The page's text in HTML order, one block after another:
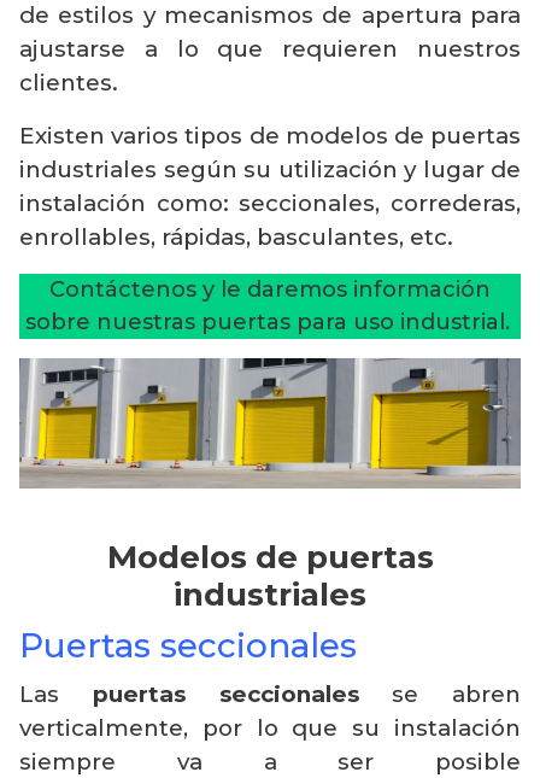
de estilos y mecanismos de apertura para
ajustarse a lo que requieren nuestros
clientes.
Existen varios tipos de modelos de puertas
industriales según su utilización y lugar de
instalación como: seccionales, correderas,
enrollables, rápidas, basculantes, etc.
Contáctenos y le daremos información
sobre nuestras puertas para uso industrial.
Modelos de puertas
industriales
Puertas seccionales
Las puertas seccionalesse abren
verticalmente, por lo que su instalación
siempre va a ser posible